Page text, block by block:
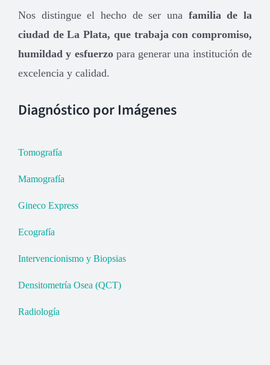
Nos distingue el hecho de ser una familia de la
ciudad de La Plata, que trabaja con compromiso,
humildad y esfuerzopara generar una institución de
excelencia y calidad.
Diagnóstico por Imágenes
Tomografía
Mamografía
Gineco Express
Ecografía
Intervencionismo y Biopsias
Densitometría Osea (QCT)
Radiología